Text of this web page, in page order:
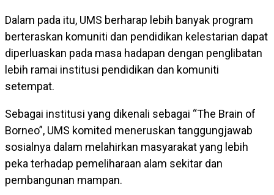
Dalam pada itu, UMS berharap lebih banyak program
berteraskan komuniti dan pendidikan kelestarian dapat
diperluaskan pada masa hadapan dengan penglibatan
lebih ramai institusi pendidikan dan komuniti
setempat.
Sebagai institusi yang dikenali sebagai “The Brain of
Borneo”, UMS komited meneruskan tanggungjawab
sosialnya dalam melahirkan masyarakat yang lebih
peka terhadap pemeliharaan alam sekitar dan
pembangunan mampan.